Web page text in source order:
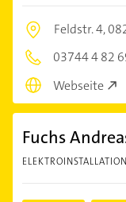
Feldstr. 4,
03744 4 82
Webseite
Fuchs